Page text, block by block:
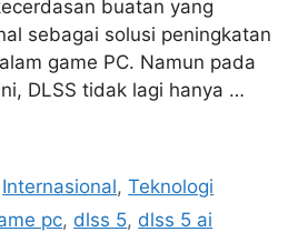
buatan yang
sebagai solusi peningkatan
game PC. Namun pada
DLSS tidak lagi hanya …
Internasional,Teknologi
pc, dlss 5, dlss 5 ai